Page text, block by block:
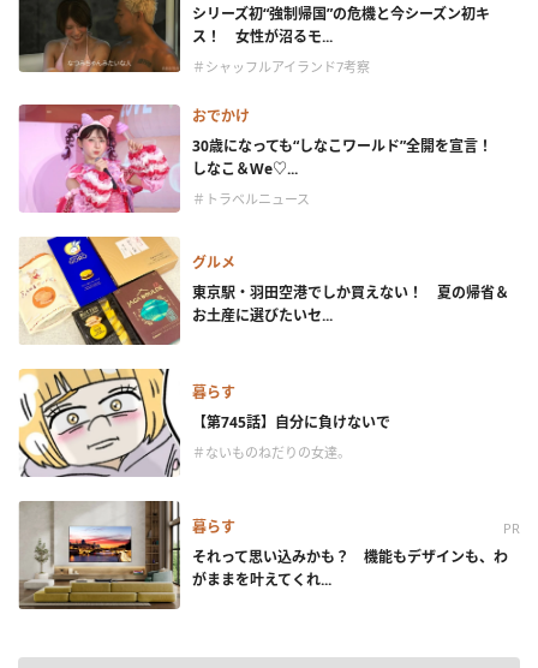
シリーズ初“強制帰国”の危機と今シーズン初キ
ス！ 女性が沼るモ...
＃シャッフルアイランド7考察
おでかけ
30歳になっても“しなこワールド”全開を宣言！
しなこ＆We♡...
＃トラベルニュース
グルメ
東京駅・羽田空港でしか買えない！ 夏の帰省＆
お土産に選びたいセ...
暮らす
【第745話】自分に負けないで
＃ないものねだりの女達。
暮らす PR
それって思い込みかも？ 機能もデザインも、わ
がままを叶えてくれ...